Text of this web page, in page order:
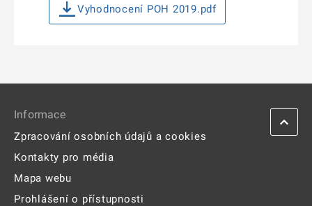
Vyhodnocení POH 2019.pdf
Informace
Zpracování osobních údajů a cookies
Kontakty pro média
Mapa webu
Prohlášení o přístupnosti